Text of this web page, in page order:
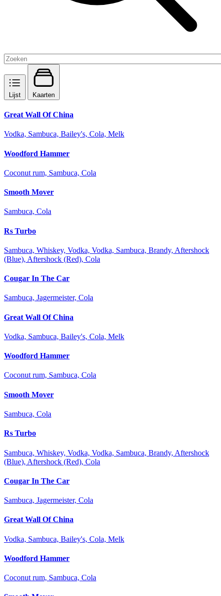
Lijst Kaarten
Great Wall Of China
Vodka, Sambuca, Bailey's, Cola, Melk
Woodford Hammer
Coconut rum, Sambuca, Cola
Smooth Mover
Sambuca, Cola
Rs Turbo
Sambuca, Whiskey, Vodka, Vodka, Sambuca, Brandy, Aftershock
(Blue), Aftershock (Red), Cola
Cougar In The Car
Sambuca, Jagermeister, Cola
Great Wall Of China
Vodka, Sambuca, Bailey's, Cola, Melk
Woodford Hammer
Coconut rum, Sambuca, Cola
Smooth Mover
Sambuca, Cola
Rs Turbo
Sambuca, Whiskey, Vodka, Vodka, Sambuca, Brandy, Aftershock
(Blue), Aftershock (Red), Cola
Cougar In The Car
Sambuca, Jagermeister, Cola
Great Wall Of China
Vodka, Sambuca, Bailey's, Cola, Melk
Woodford Hammer
Coconut rum, Sambuca, Cola